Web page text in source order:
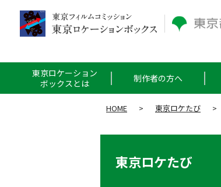
東京ロケーション
ボックスとは
制作者の方へ
HOME > 東京ロケたび >
東京ロケたび